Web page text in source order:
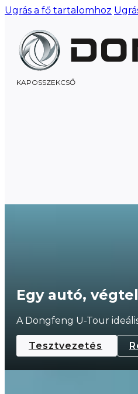
Ugrás a fő tartalomhoz
KAPOSSZEKCSŐ
Egy autó,
A Dongfeng U-Tour
Tesztvezetés